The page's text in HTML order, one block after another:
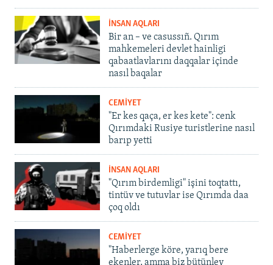
İNSAN AQLARI
Bir an – ve casussıñ. Qırım
mahkemeleri devlet hainligi
qabaatlavlarını daqqalar içinde
nasıl baqalar
CEMİYET
"Er kes qaça, er kes kete": cenk
Qırımdaki Rusiye turistlerine nasıl
barıp yetti
İNSAN AQLARI
"Qırım birdemligi" işini toqtattı,
tintüv ve tutuvlar ise Qırımda daa
çoq oldı
CEMİYET
"Haberlerge köre, yarıq bere
ekenler, amma biz bütünley